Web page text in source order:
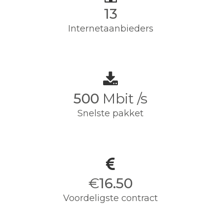
13
Internetaanbieders
500 Mbit /s
Snelste pakket
€16.50
Voordeligste contract